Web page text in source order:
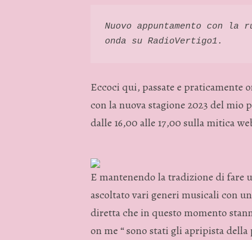
Nuovo appuntamento con
onda su RadioVertigo1.
Eccoci qui, passate e praticamente
con la nuova stagione 2023 del
dalle 16,00 alle 17,00 sulla mitica
E mantenendo la tradizione di fare
ascoltato vari generi musicali con
diretta che in questo momento
on me “ sono stati gli apripista